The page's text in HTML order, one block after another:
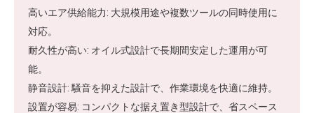
高いエア供給能力: 大規模用途や複数ツールの同時使用に
対応。
耐久性が高い: オイル式設計で長期間安定した運用が可
能。
静音設計: 騒音を抑えた設計で、作業環境を快適に維持。
設置が容易: コンパクトな据え置き型設計で、省スペース